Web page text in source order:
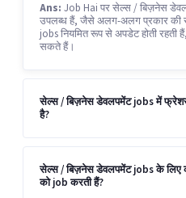
Ans: Job Hai पर सेल्स / बिज़नेस
उपलब्ध हैं, जैसे अलग-अलग प्रकार की
jobs नियमित रूप से अपडेट होती रहती
सकते हैं।
सेल्स / बिज़नेस डेवलपमेंट jobs में
है?
सेल्स / बिज़नेस डेवलपमेंट jobs के लिए
को job करती हैं?